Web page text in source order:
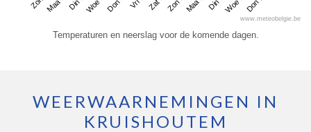
www.meteobelgie.be
Temperaturen en neerslag voor de komende dagen.
WEERWAARNEMINGEN IN
KRUISHOUTEM